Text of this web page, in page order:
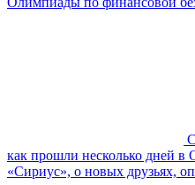
как прошли несколько дней в
«Сириус», о новых друзьях,